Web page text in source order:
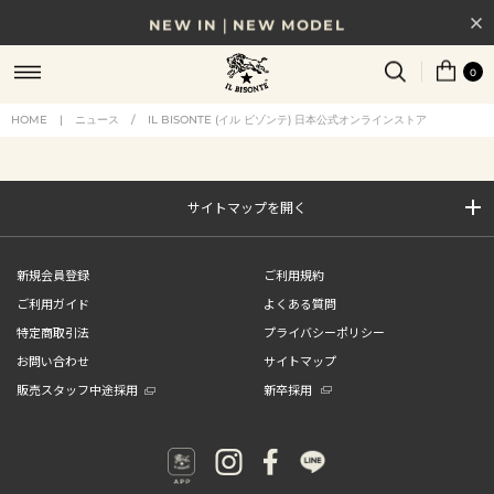
NEW IN｜NEW MODEL
8/17(月)10時まで｜税込11,000円以上で送料無料
贈る相手やシーンから選べる、新しいギフトガイド
0
HOME | ニュース / IL BISONTE (イル ビゾンテ) 日本公式オンラインストア
サイトマップを開く
新規会員登録
ご利用規約
ご利用ガイド
よくある質問
特定商取引法
プライバシーポリシー
お問い合わせ
サイトマップ
販売スタッフ中途採用
新卒採用